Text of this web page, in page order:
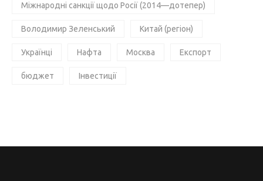
Міжнародні санкції щодо Росії (2014—дотепер)
Володимир Зеленський Китай (регіон)
Українці Нафта Москва Експорт
бюджет Інвестиції